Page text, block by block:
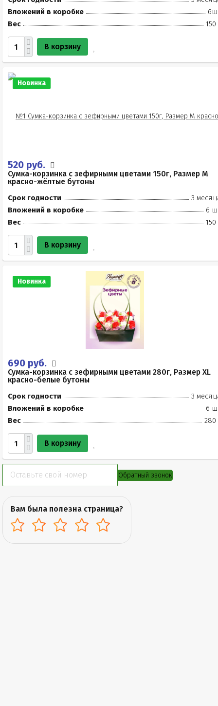
Вложений в коробке
Вес
150
В корзину
Новинка
520 руб.
Сумка-корзинка с зефирными цветами 150г, Размер М
красно-жёлтые бутоны
Срок годности
3
Вложений в коробке
6
Вес
150
В корзину
Новинка
690 руб.
Сумка-корзинка с зефирными цветами 280г, Размер XL
красно-белые бутоны
Срок годности
3
Вложений в коробке
6
Вес
280
В корзину
Обратный звонок
Вам была полезна страница?